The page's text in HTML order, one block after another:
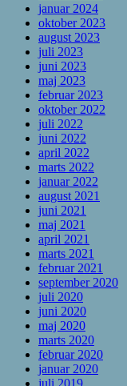
januar 2024
oktober 2023
august 2023
juli 2023
juni 2023
maj 2023
februar 2023
oktober 2022
juli 2022
juni 2022
april 2022
marts 2022
januar 2022
august 2021
juni 2021
maj 2021
april 2021
marts 2021
februar 2021
september 2020
juli 2020
juni 2020
maj 2020
marts 2020
februar 2020
januar 2020